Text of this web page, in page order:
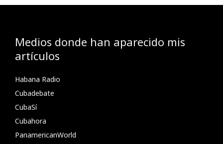
Medios donde han aparecido mis
artículos
Habana Radio
Cubadebate
CubaSí
Cubahora
PanamericanWorld